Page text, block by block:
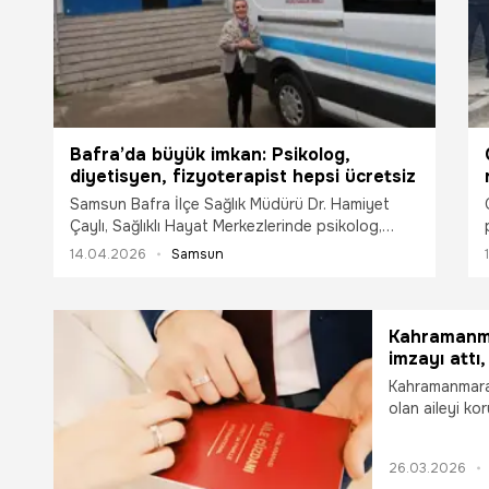
uzaklaştırır ve gelişimlerini geriletir!
Bafra’da büyük imkan: Psikolog,
diyetisyen, fizyoterapist hepsi ücretsiz
Samsun Bafra İlçe Sağlık Müdürü Dr. Hamiyet
Çaylı, Sağlıklı Hayat Merkezlerinde psikolog,
diyetisyen ve fizyoterapist başta olmak üzere
imkanlardan yararlanmaya davet etti.
14.04.2026 Samsun
imzayı
olan aileyi
kapılarını
26.03.2026